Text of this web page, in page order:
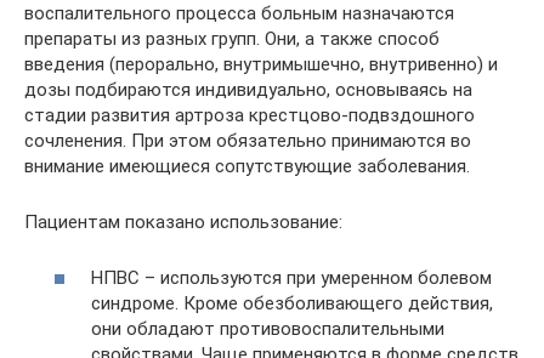
воспалительного процесса больным назначаются
препараты из разных групп. Они, а также способ
введения (перорально, внутримышечно, внутривенно) и
дозы подбираются индивидуально, основываясь на
стадии развития артроза крестцово-подвздошного
сочленения. При этом обязательно принимаются во
внимание имеющиеся сопутствующие заболевания.
Пациентам показано использование:
НПВС – используются при умеренном болевом
синдроме. Кроме обезболивающего действия,
они обладают противовоспалительными